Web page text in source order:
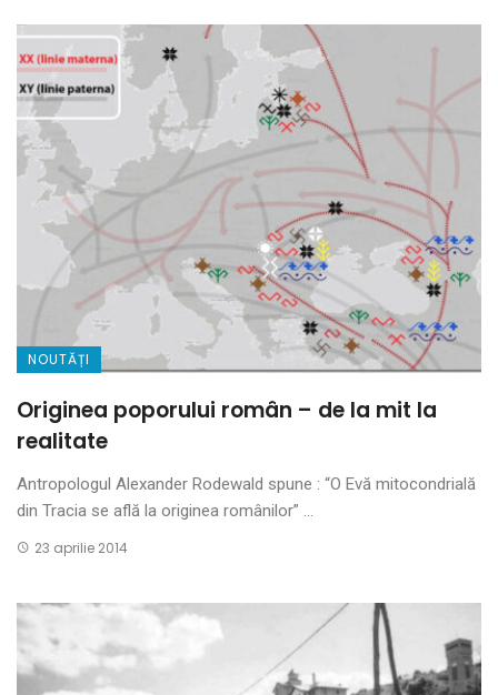
NOUTĂȚI
Originea poporului român – de la mit la
realitate
Antropologul Alexander Rodewald spune : “O Evă mitocondrială
din Tracia se află la originea românilor” ...
23 aprilie 2014